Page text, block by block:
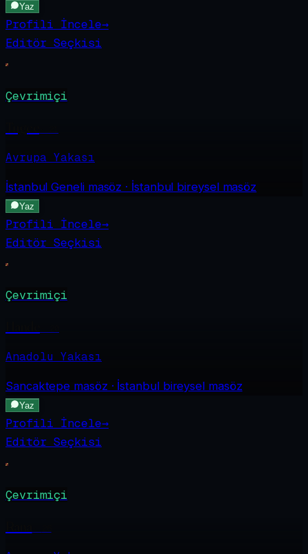
Yaz
Profili İncele→
Editör Seçkisi
Çevrimiçi
Avrupa Yakası
İstanbul Genelimasöz · İstanbul bireysel masöz
Yaz
Profili İncele→
Editör Seçkisi
Çevrimiçi
Anadolu Yakası
Sancaktepe masöz · İstanbul bireysel masöz
Yaz
Profili İncele→
Editör Seçkisi
Çevrimiçi